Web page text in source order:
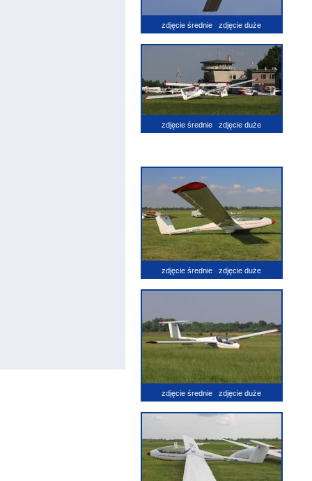
zdjęcie średnie zdjęcie duże
zdjęcie średnie zdjęcie duże
zdjęcie średnie zdjęcie duże
zdjęcie średnie zdjęcie duże